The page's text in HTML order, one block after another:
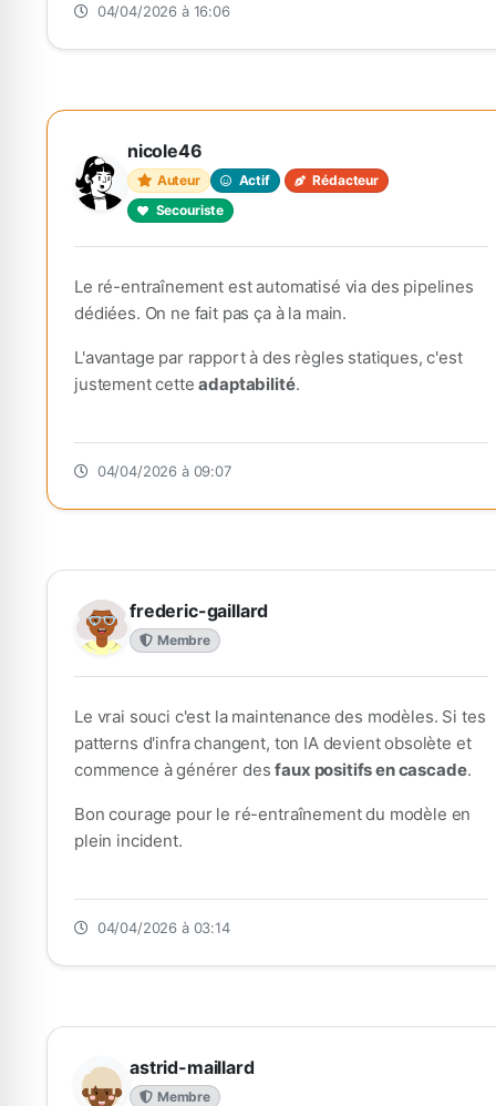
04/04/2026 à 16:06
nicole46
Auteur Actif
Rédacteur
Secouriste
Le ré-entraînement est automatisé via des pipelines
dédiées. On ne fait pas ça à la main.
L'avantage par rapport à des règles statiques, c'est
justement cetteadaptabilité.
04/04/2026 à 09:07
frederic-gaillard
Membre
Le vrai souci c'est la maintenance des modèles. Si tes
patterns d'infra changent, ton IA devient obsolète et
commence à générer desfaux positifs en cascade.
Bon courage pour le ré-entraînement du modèle en
plein incident.
04/04/2026 à 03:14
astrid-maillard
Membre